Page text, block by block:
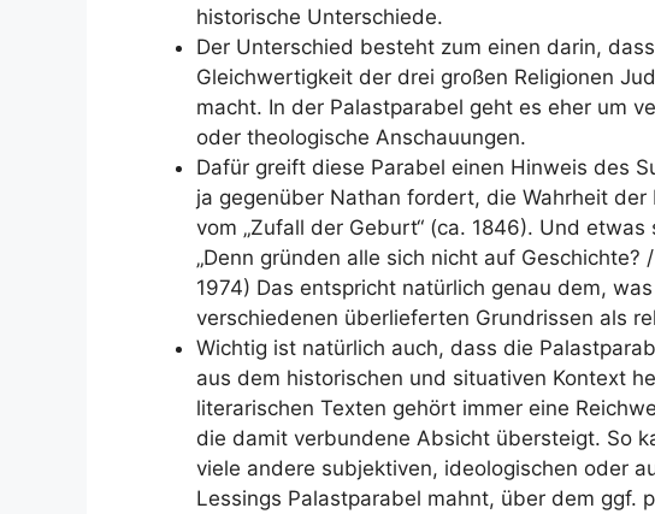
historische Unterschiede.
Der Unterschied besteht zum einen darin,
Gleichwertigkeit der drei großen Religionen
macht. In der Palastparabel geht es eher um
oder theologische Anschauungen.
Dafür greift diese Parabel einen Hinweis des
ja gegenüber Nathan fordert, die Wahrheit der
vom „Zufall der Geburt“ (ca. 1846). Und
„Denn gründen alle sich nicht auf
1974) Das entspricht natürlich genau dem,
verschiedenen überlieferten Grundrissen als
Wichtig ist natürlich auch, dass die
aus dem historischen und situativen Kontext
literarischen Texten gehört immer eine
die damit verbundene Absicht übersteigt. So
viele andere subjektiven, ideologischen oder
Lessings Palastparabel mahnt, über dem ggf.